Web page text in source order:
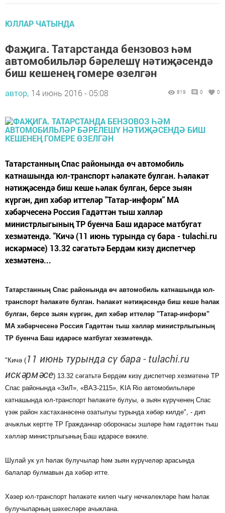
ЮЛЛАР ЧАТЫНДА
Фаҗига. Татарстанда бензовоз һәм
автомобильләр бәрелешү нәтиҗәсендә
биш кешенең гомере өзелгән
автор, 14 июнь 2016 - 05:08 819 0 0
Татарстанның Спас районында өч автомобиль
катнашында юл-транспорт һәлакәте булган. Һәлакәт
нәтиҗәсендә биш кеше һәлак булган, берсе зыян
күргән, дип хәбәр иттеләр "Татар-информ" МА
хәбәрчесенә Россия Гадәттән тыш хәлләр
министрлыгының ТР буенча Баш идарәсе матбугат
хезмәтендә. "Кичә (11 июнь турында сү бара - tulachi.ru
искәрмәсе) 13.32 сәгатьтә Бердәм кизү диспетчер
хезмәтенә...
Татарстанның Спас районында өч автомобиль катнашында юл-
транспорт һәлакәте булган. Һәлакәт нәтиҗәсендә биш кеше һәлак
булган, берсе зыян күргән, дип хәбәр иттеләр "Татар-информ"
МА хәбәрчесенә Россия Гадәттән тыш хәлләр министрлыгының
ТР буенча Баш идарәсе матбугат хезмәтендә.
"Кичә ( 11 июнь турында сү бара - tulachi.ru
искәрмәсе) 13.32 сәгатьтә Бердәм кизү диспетчер хезмәтенә ТР
Спас районында «ЗиЛ», «ВАЗ-2115», KIA Rio автомобильләре
катнашында юл-транспорт һәлакәте булуы, ә зыян күрүченең Спас
үзәк район хастаханәсенә озатылуы турында хәбәр килде", - дип
ачыклык кертте ТР Гражданнар оборонасы эшләре һәм гадәттән тыш
хәлләр министрлыгының Баш идарәсе вәкиле.
Шулай ук ул һәлак булучылар һәм зыян күрүчеләр арасында
балалар булмавын да хәбәр итте.
Хәзер юл-транспорт һәлакәте килеп чыгу нечкәлекләре һәм һәлак
булучыларның шәхесләре ачыклана.